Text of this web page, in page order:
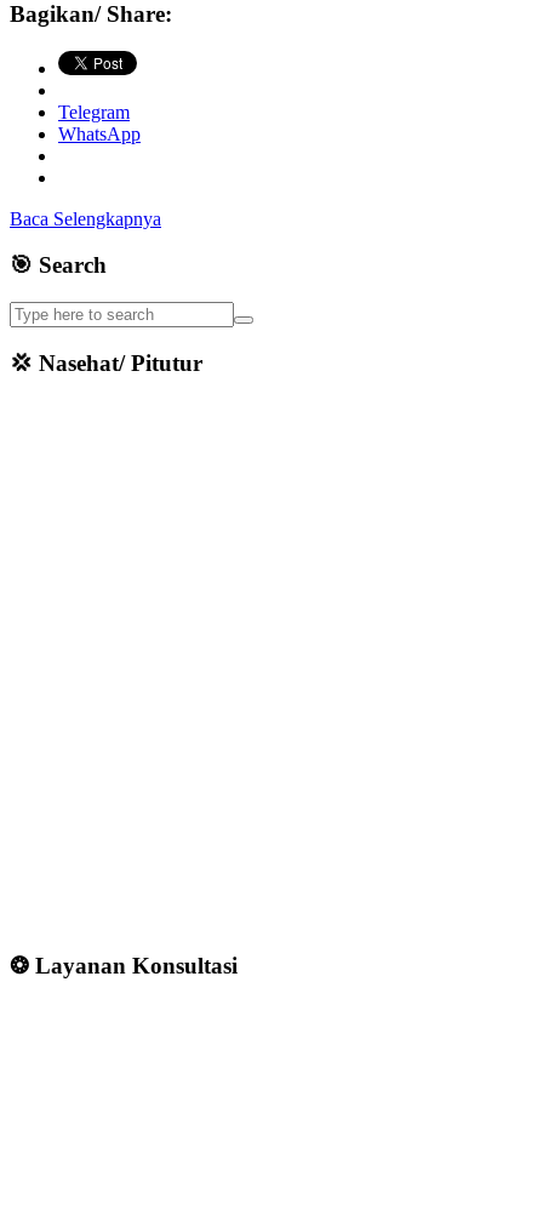
Bagikan/ Share:
Telegram
WhatsApp
Baca Selengkapnya
🎯 Search
💢 Nasehat/ Pitutur
❂ Layanan Konsultasi